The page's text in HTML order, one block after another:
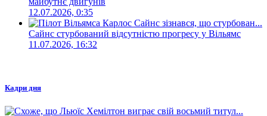
12.07.2026, 0:35
Сайнс стурбований відсутністю прогресу у Вільямс
11.07.2026, 16:32
Кадри дня